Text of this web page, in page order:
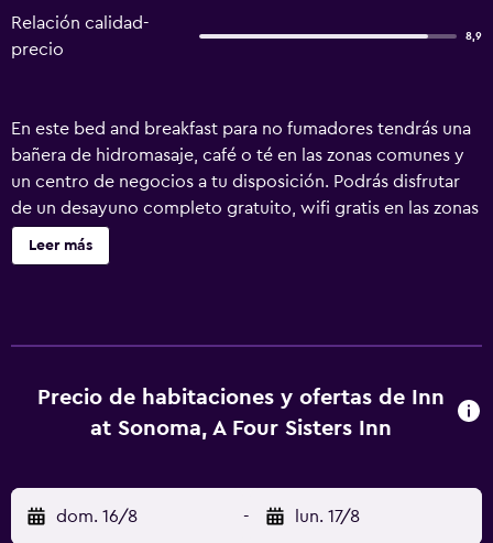
Relación calidad-
precio
8,9
En este bed and breakfast para no fumadores tendrás una
bañera de hidromasaje, café o té en las zonas comunes y
un centro de negocios a tu disposición. Podrás disfrutar
de un desayuno completo gratuito, wifi gratis en las zonas
comunes, aparcamiento gratuito y un detalle de
bienvenida gratuito. También encontrarás servicios de
capa de acolchado adicional y están vestidas con edredón
de plumas y ropa de cama de alta calidad. Se ofrece una
albornoces, artículos de higiene personal de diseño y
secador de pelo. Los huéspedes pueden navegar por la
Leer más
Precio de habitaciones y ofertas de Inn
at Sonoma, A Four Sisters Inn
dom. 16/8 - lun. 17/8